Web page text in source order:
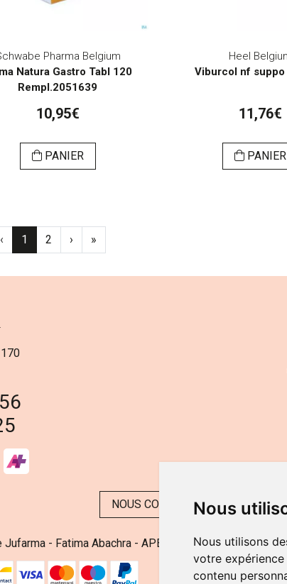
Nous
Nous utilisons
votre
contenu
Pharma Belgium
Natura Gastro Tabl 120
Rempl.2051639
10,95€
PANIER
Heel
Viburcol nf
11,76€
PANIER
‹ 1 2 › »
NOUS CONTACTER
Jufarma - Fatima Abachra - APB 521704 - N° Entreprise